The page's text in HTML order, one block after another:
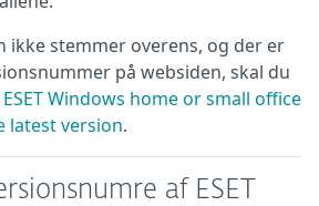
ikke stemmer overens, og der er
på websiden, skal du
Windows home or small office
latest version.
af ESET